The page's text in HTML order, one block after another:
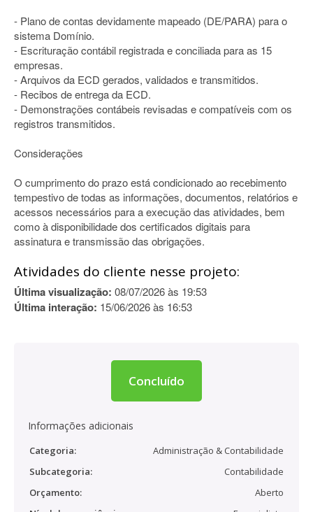
- Plano de contas devidamente mapeado (DE/PARA) para o
sistema Domínio.
- Escrituração contábil registrada e conciliada para as 15
empresas.
- Arquivos da ECD gerados, validados e transmitidos.
- Recibos de entrega da ECD.
- Demonstrações contábeis revisadas e compatíveis com os
registros transmitidos.
Considerações
O cumprimento do prazo está condicionado ao recebimento
tempestivo de todas as informações, documentos, relatórios e
acessos necessários para a execução das atividades, bem
como à disponibilidade dos certificados digitais para
assinatura e transmissão das obrigações.
Atividades do cliente nesse projeto:
Última visualização: 08/07/2026 às 19:53
Última interação: 15/06/2026 às 16:53
Concluído
Informações adicionais
Categoria:
Administração & Contabilidade
Subcategoria:
Contabilidade
Orçamento:
Aberto